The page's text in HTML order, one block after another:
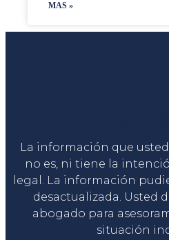
MAS »
La información que
no es, ni tiene la
legal. La información
desactualizada. Usted
abogado para
situación